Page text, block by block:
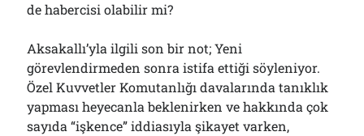
de habercisi olabilir mi?
Aksakallı’yla ilgili son bir not; Yeni
görevlendirmeden sonra istifa ettiği söyleniyor.
Özel Kuvvetler Komutanlığı davalarında tanıklık
yapması heyecanla beklenirken ve hakkında çok
sayıda “işkence” iddiasıyla şikayet varken,